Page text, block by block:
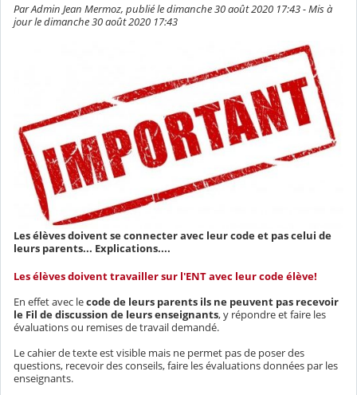
Par Admin Jean Mermoz, publié le dimanche 30 août 2020 17:43 - Mis à
jour le dimanche 30 août 2020 17:43
Les élèves doivent se connecter avec leur code et pas celui de
leurs parents... Explications....
Les élèves doivent travailler sur l'ENT avec leur code élève!
En effet avec lecode de leurs parents ils ne peuvent pas recevoir
le Fil de discussion de leurs enseignants, y répondre et faire les
évaluations ou remises de travail demandé.
Le cahier de texte est visible mais ne permet pas de poser des
questions, recevoir des conseils, faire les évaluations données par les
enseignants.